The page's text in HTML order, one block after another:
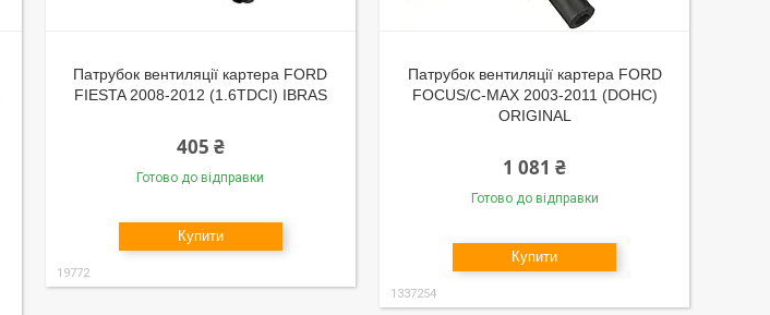
Патрубок вентиляції картера FORD
FIESTA 2008-2012 (1.6TDCI) IBRAS
405 ₴
Готово до відправки
Купити
19772
Патрубок вентиляції картера FORD
FOCUS/C-MAX 2003-2011 (DOHC)
ORIGINAL
1 081 ₴
Готово до відправки
Купити
1337254